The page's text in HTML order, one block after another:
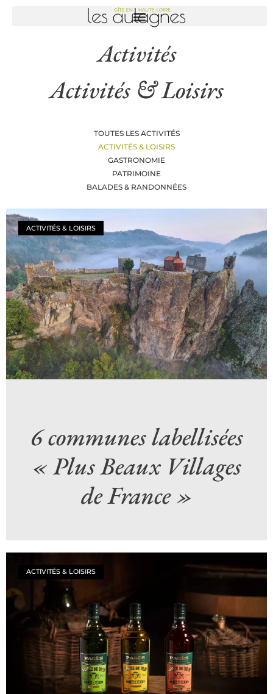
Activités
Activités & Loisirs
TOUTES LES ACTIVITÉS
ACTIVITÉS & LOISIRS
GASTRONOMIE
PATRIMOINE
BALADES & RANDONNÉES
ACTIVITÉS & LOISIRS
6 communes labellisées
« Plus Beaux Villages
de France »
ACTIVITÉS & LOISIRS